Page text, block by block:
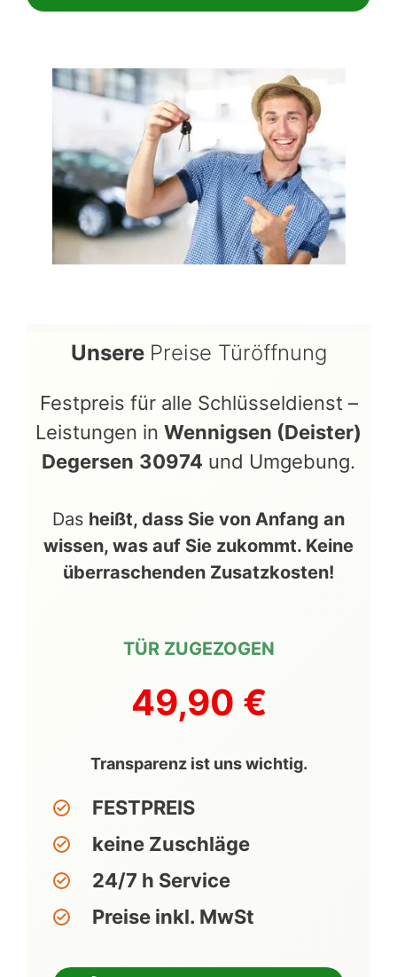
Unsere Preise Türöffnung
Festpreis für alle Schlüsseldienst –
Leistungen in Wennigsen (Deister)
Degersen 30974 und Umgebung.
Das heißt, dass Sie von Anfang an
wissen, was auf Sie zukommt. Keine
überraschenden Zusatzkosten!
TÜR ZUGEZOGEN
49,90 €
Transparenz ist uns wichtig.
FESTPREIS
keine Zuschläge
24/7 h Service
Preise inkl. MwSt